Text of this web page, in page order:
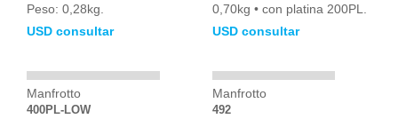
Peso: 0,28kg.
USD consultar
0,70kg • con platina 200PL.
USD consultar
Manfrotto
400PL-LOW
Manfrotto
492